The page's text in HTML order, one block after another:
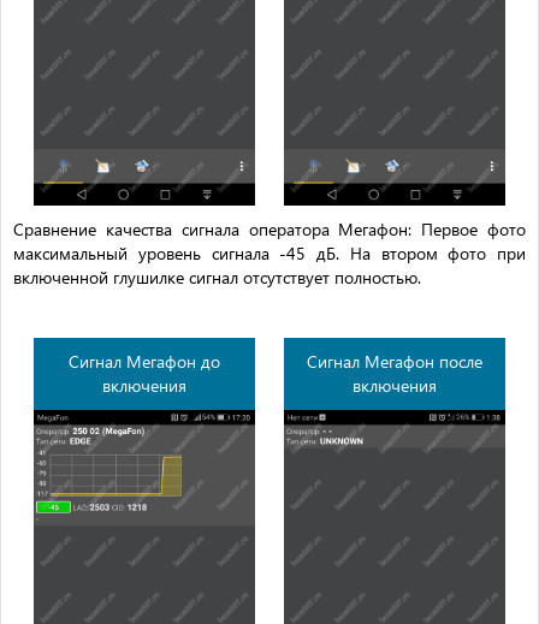
Сравнение качества сигнала оператора Мегафон: Первое фото
максимальный уровень сигнала -45 дБ. На втором фото при
включенной глушилке сигнал отсутствует полностью.
Сигнал Мегафон до
включения
Сигнал Мегафон после
включения